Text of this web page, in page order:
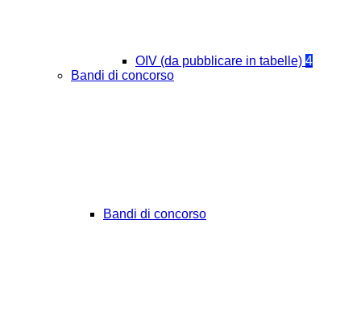
OIV (da pubblicare in tabelle) 4
Bandi di concorso
Bandi di concorso